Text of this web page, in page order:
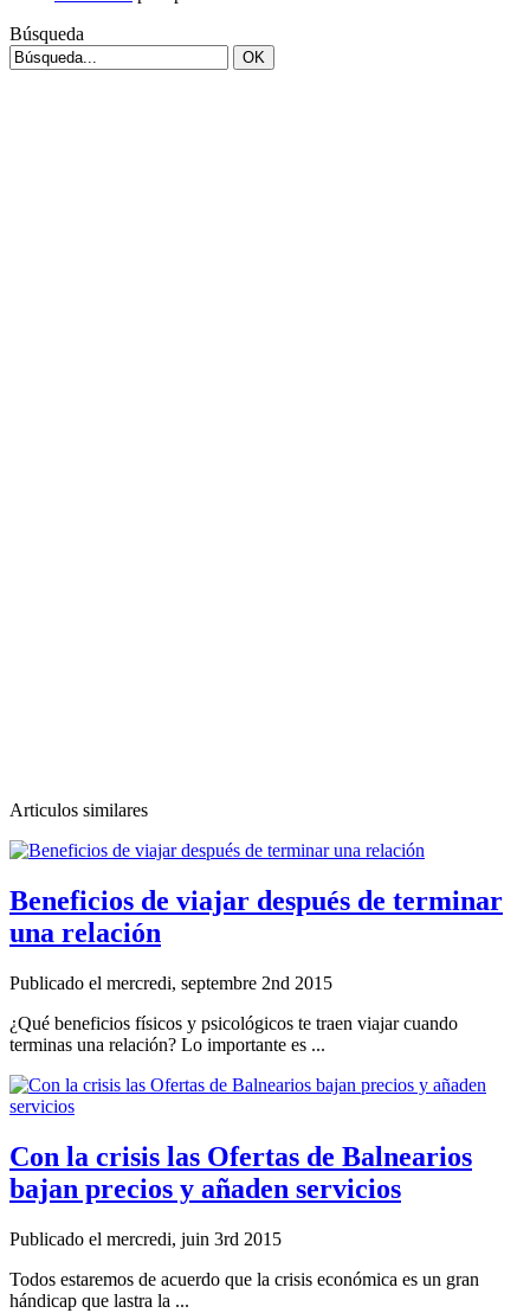
Búsqueda
Articulos similares
Beneficios de viajar después de terminar
una relación
Publicado el mercredi, septembre 2nd 2015
¿Qué beneficios físicos y psicológicos te traen viajar cuando
terminas una relación? Lo importante es ...
Con la crisis las Ofertas de Balnearios
bajan precios y añaden servicios
Publicado el mercredi, juin 3rd 2015
Todos estaremos de acuerdo que la crisis económica es un gran
hándicap que lastra la ...